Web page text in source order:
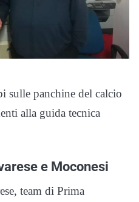
sulle panchine del calcio
alla guida tecnica
e Moconesi
team di Prima